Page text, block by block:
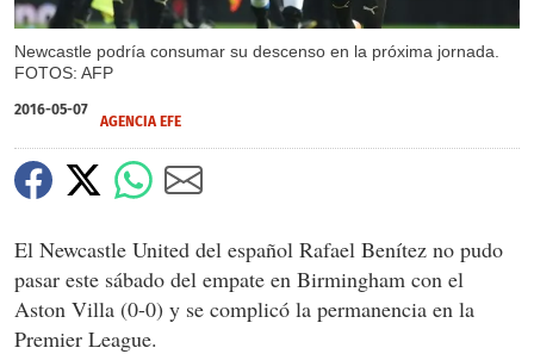
Newcastle podría consumar su descenso en la próxima jornada.
FOTOS: AFP
2016-05-07
AGENCIA EFE
El Newcastle United del español Rafael Benítez no pudo
pasar este sábado del empate en Birmingham con el
Aston Villa (0-0) y se complicó la permanencia en la
Premier League.